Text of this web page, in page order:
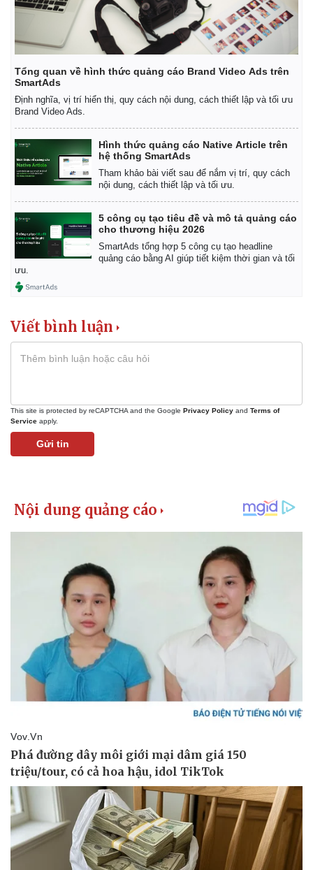
Infographic
Kinh tế
Bất động sản
Khởi nghiệp
Giá vàng
Tiêu dùng
Chứng khoán
Giá cà phê
Tổng quan về hình thức quảng cáo Brand Video Ads trên
SmartAds
Định nghĩa, vị trí hiển thị, quy cách nội dung, cách thiết lập và tối ưu
Brand Video Ads.
Hình thức quảng cáo Native Article trên
hệ thống SmartAds
Tham khảo bài viết sau để nắm vị trí, quy cách
nội dung, cách thiết lập và tối ưu.
5 công cụ tạo tiêu đề và mô tả quảng cáo
cho thương hiệu 2026
SmartAds tổng hợp 5 công cụ tạo headline
quảng cáo bằng AI giúp tiết kiệm thời gian và tối
ưu.
Viết bình luận
This site is protected by reCAPTCHA and the Google Privacy Policy and Terms of
Service apply.
Gửi tin